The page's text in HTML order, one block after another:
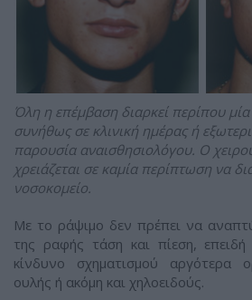
Όλη η επέμβαση διαρκεί περίπου μία
συνήθως σε κλινική ημέρας ή
παρουσία αναισθησιολόγου. O
χρειάζεται σε καμία περίπτωση να
νοσοκομείο.
Mε το ράψιμο δεν πρέπει να
της ραφής τάση και πίεση, επειδή
κίνδυνο σχηματισμού αργότερα
ουλής ή ακόμη και χηλοειδούς.